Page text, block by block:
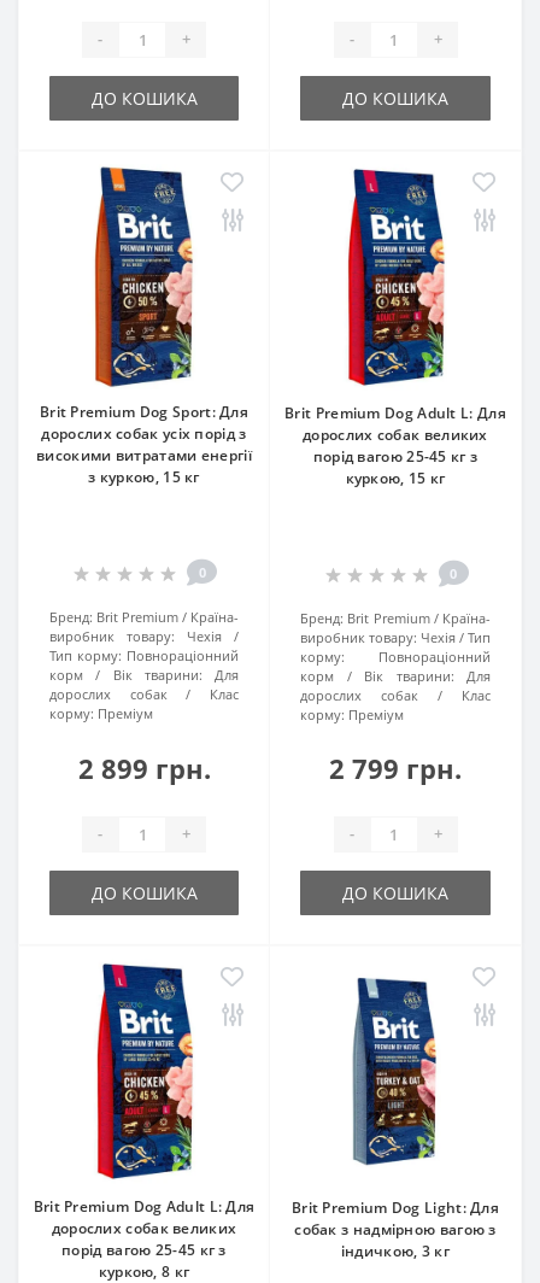
- +
ДО КОШИКА
- +
ДО КОШИКА
Brit Premium Dog Sport: Для
дорослих собак усіх порід з
високими витратами енергії
з куркою, 15 кг
0
Бренд: Brit Premium
Країна-
виробник товару:
Чехія
Тип корму: Повнораціонний
корм
Вік тварини:
Для
дорослих собак
Клас
корму: Преміум
2 899 грн.
- +
ДО КОШИКА
Brit Premium Dog Adult L: Для
дорослих собак великих
порід вагою 25-45 кг з
куркою, 15 кг
0
Бренд: Brit Premium
Країна-
виробник товару: Чехія
Тип
корму:
Повнораціонний
корм
Вік тварини:
Для
дорослих собак
Клас
корму: Преміум
2 799 грн.
- +
ДО КОШИКА
Brit Premium Dog Adult L: Для
дорослих собак великих
порід вагою 25-45 кг з
куркою, 8 кг
Brit Premium Dog Light: Для
собак з надмірною вагою з
індичкою, 3 кг